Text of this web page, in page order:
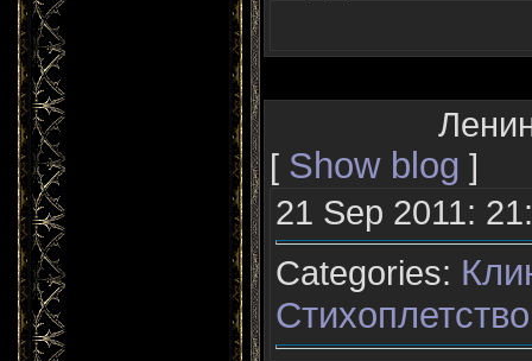
[ Show blog ]
21 Sep 2011:
Categories:
Стихоплетство